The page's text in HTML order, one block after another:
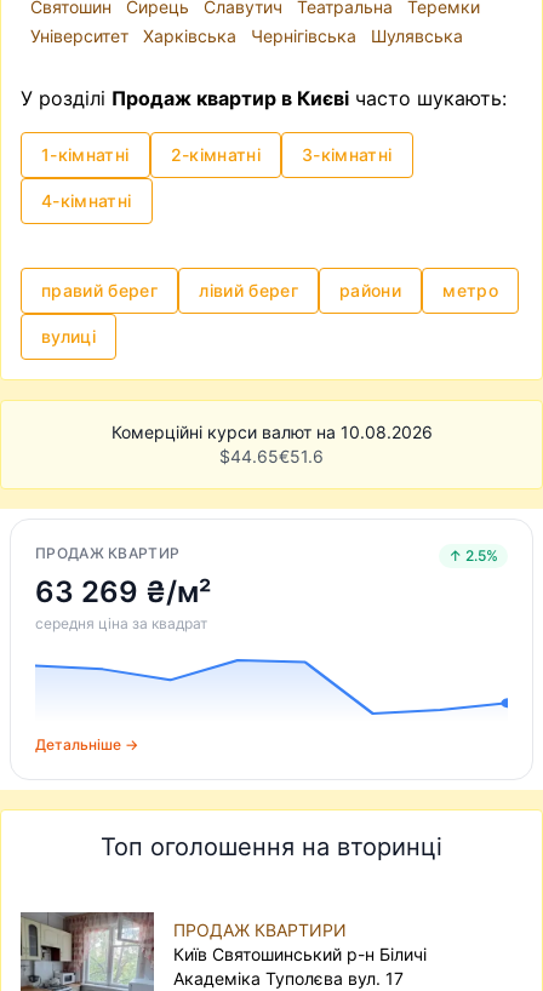
узгодити всі нюанси із власником та
нотаріусом і провести угоду. Однак,
та нервовим процесом.
Святошин Сирець Славутич Театральна
Теремки
Університет
Харківська Чернігівська Шулявська
У розділі Продаж квартир в Києві часто шукають:
1-кімнатні 2-кімнатні 3-кімнатні
4-кімнатні
правий берег лівий берег райони метро
вулиці
Комерційні курси валют на 10.08.2026
$44.65€51.6
ПРОДАЖ КВАРТИР ↑ 2.5%
63 269 ₴/м²
середня ціна за квадрат
Детальніше →
Топ оголошення на вторинці
ПРОДАЖ КВАРТИРИ
Київ Святошинський р-н Біличі
Академіка Туполєва вул. 17